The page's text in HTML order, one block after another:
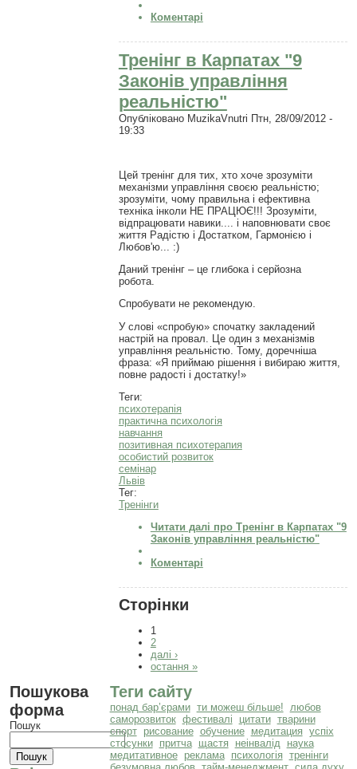
Коментарі
Тренінг в Карпатах "9
Законів управління
реальністю"
Опубліковано MuzikaVnutri Птн, 28/09/2012 -
19:33
Цей тренінг для тих, хто хоче зрозуміти
механізми управління своєю реальністю;
зрозуміти, чому правильна і ефективна
техніка інколи НЕ ПРАЦЮЄ!!! Зрозуміти,
відпрацювати навики.... і наповнювати своє
життя Радістю і Достатком, Гармонією і
Любов'ю... :)
Даний тренінг – це глибока і серйозна
робота.
Спробувати не рекомендую.
У слові «спробую» спочатку закладений
настрій на провал. Це один з механізмів
управління реальністю. Тому, доречніша
фраза: «Я приймаю рішення і вибираю життя,
повне радості і достатку!»
Теги:
психотерапія
практична психологія
навчання
позитивная психотерапия
особистий розвиток
семінар
Львів
Тег:
Тренінги
Читати далі про Тренінг в Карпатах "9
Законів управління реальністю"
Коментарі
Сторінки
1
2
далі ›
остання »
Пошукова
форма
Пошук
Теги сайту
понад бар’єрами ти можеш більше! любов
саморозвиток фестивалі цитати тварини
спорт
рисование обучение медитация успіх
стосунки
притча щастя неінвалід
наука
медитативное
реклама психологія тренінги